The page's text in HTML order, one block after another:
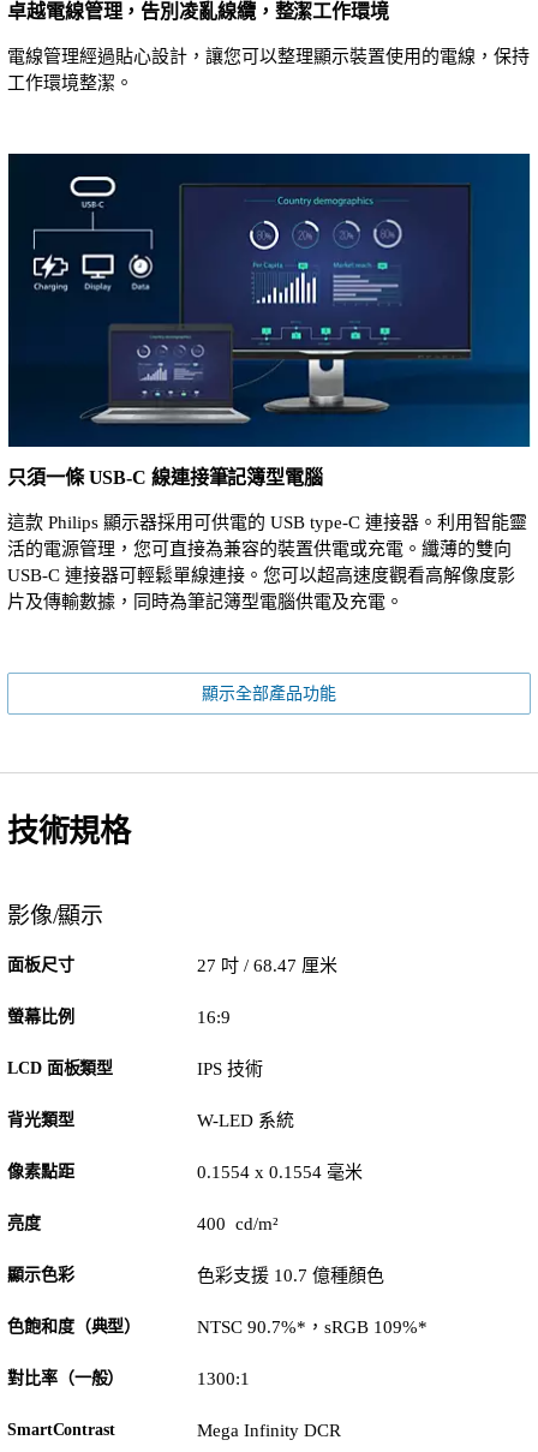
卓越電線管理，告別凌亂線纜，整潔工作環境
電線管理經過貼心設計，讓您可以整理顯示裝置使用的電線，保持
工作環境整潔。
只須一條 USB-C 線連接筆記簿型電腦
這款 Philips 顯示器採用可供電的 USB type-C 連接器。利用智能靈
活的電源管理，您可直接為兼容的裝置供電或充電。纖薄的雙向
USB-C 連接器可輕鬆單線連接。您可以超高速度觀看高解像度影
片及傳輸數據，同時為筆記簿型電腦供電及充電。
顯示全部產品功能
技術規格
影像/顯示
面板尺寸 27 吋 / 68.47 厘米
螢幕比例 16:9
LCD 面板類型 IPS 技術
背光類型 W-LED 系統
像素點距 0.1554 x 0.1554 毫米
亮度 400 cd/m²
顯示色彩 色彩支援 10.7 億種顏色
色飽和度（典型） NTSC 90.7%*，sRGB 109%*
對比率（一般） 1300:1
SmartContrast Mega Infinity DCR